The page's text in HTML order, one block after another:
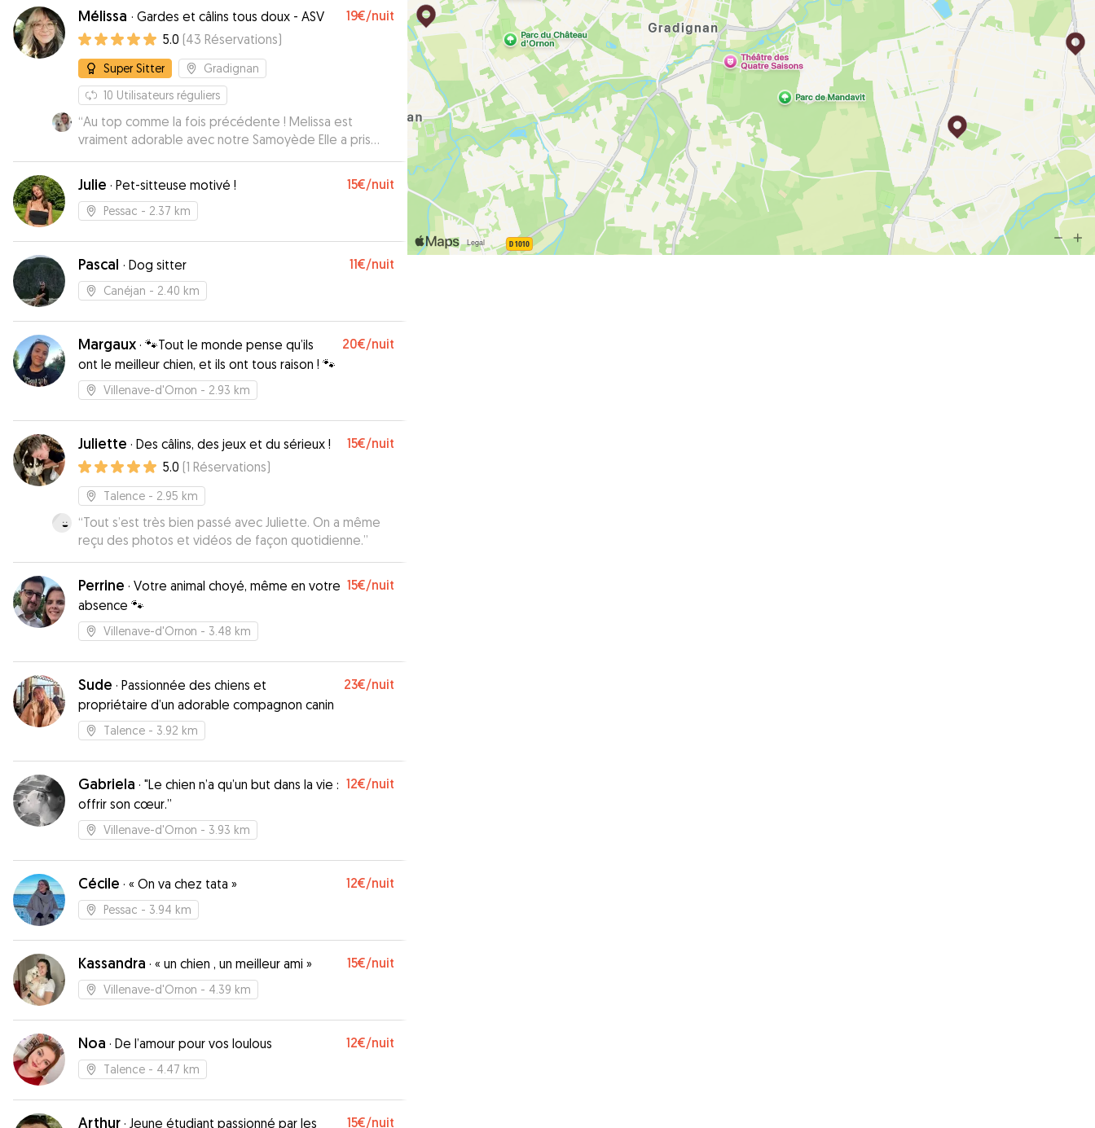
Mélissa · Gardes et câlins tous doux - ASV 19€/nuit
5.0 (43 Réservations)
Super Sitter
Gradignan
10 Utilisateurs réguliers
“Au top comme la fois précédente ! Melissa est
vraiment adorable avec notre Samoyède Elle a pris
grand soin de lui”
Julie · Pet-sitteuse motivé ! 15€/nuit
Pessac - 2.37 km
Pascal · Dog sitter 11€/nuit
Canéjan - 2.40 km
Margaux · 🐾Tout le monde pense qu’ils
ont le meilleur chien, et ils ont tous raison ! 🐾
20€/nuit
Villenave-d'Ornon - 2.93 km
Juliette · Des câlins, des jeux et du sérieux ! 15€/nuit
5.0 (1 Réservations)
Talence - 2.95 km
“Tout s’est très bien passé avec Juliette. On a même
reçu des photos et vidéos de façon quotidienne.”
Perrine · Votre animal choyé, même en votre
absence 🐾
15€/nuit
Villenave-d'Ornon - 3.48 km
Sude · Passionnée des chiens et
propriétaire d’un adorable compagnon canin
23€/nuit
Talence - 3.92 km
Gabriela · "Le chien n’a qu’un but dans la vie :
offrir son cœur.”
12€/nuit
Villenave-d'Ornon - 3.93 km
Cécile · « On va chez tata » 12€/nuit
Pessac - 3.94 km
Kassandra · « un chien , un meilleur ami » 15€/nuit
Villenave-d'Ornon - 4.39 km
Noa · De l’amour pour vos loulous 12€/nuit
Talence - 4.47 km
Arthur · Jeune étudiant passionné par les
15€/nuit